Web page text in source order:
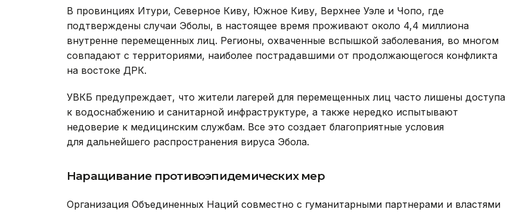
В провинциях Итури, Северное Киву, Южное Киву, Верхнее Уэле и Чопо, где
подтверждены случаи Эболы, в настоящее время проживают около 4,4 миллиона
внутренне перемещенных лиц. Регионы, охваченные вспышкой заболевания, во многом
совпадают с территориями, наиболее пострадавшими от продолжающегося конфликта
на востоке ДРК.
УВКБ предупреждает, что жители лагерей для перемещенных лиц часто лишены доступа
к водоснабжению и санитарной инфраструктуре, а также нередко испытывают
недоверие к медицинским службам. Все это создает благоприятные условия
для дальнейшего распространения вируса Эбола.
Наращивание противоэпидемических мер
Организация Объединенных Наций совместно с гуманитарными партнерами и властями